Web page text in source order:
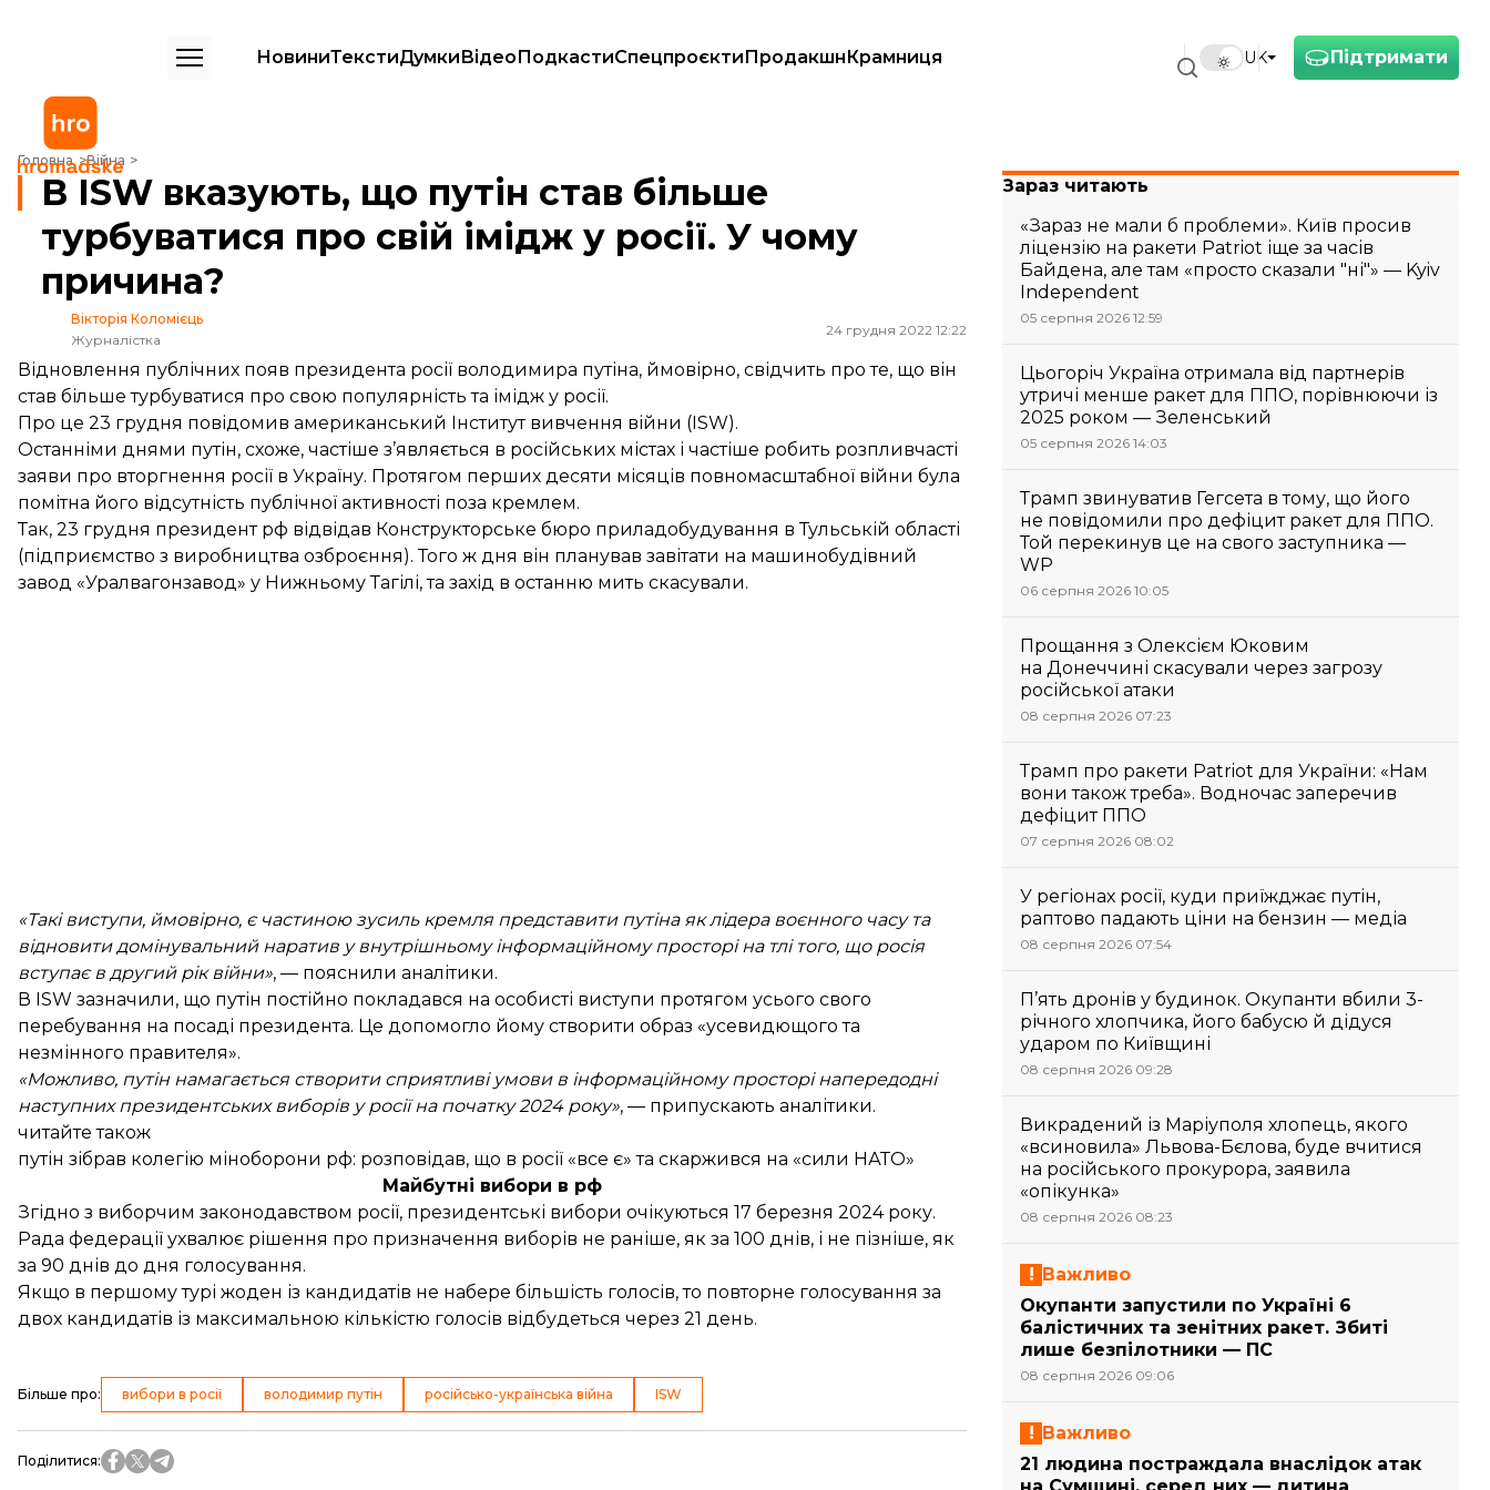
Підтримати
UK
НовиниТекстиДумкиВідеоПодкастиСпецпроєктиПродакшнКрамниця
Головна Війна
В ISW вказують, що путін став більше турбуватися про свій імідж у росії. У чому причина?
В ISW вказують, що путін став більше
турбуватися про свій імідж у росії. У чому
причина?
Вікторія Коломієць
Журналістка
24 грудня 2022 12:22
Відновлення публічних появ президента росії володимира путіна, ймовірно, свідчить про те, що він
став більше турбуватися про свою популярність та імідж у росії.
Про це 23 грудня повідомив американський Інститут вивчення війни (ISW).
Останніми днями путін, схоже, частіше з’являється в російських містах і частіше робить розпливчасті
заяви про вторгнення росії в Україну. Протягом перших десяти місяців повномасштабної війни була
помітна його відсутність публічної активності поза кремлем.
Так, 23 грудня президент рф відвідав Конструкторське бюро приладобудування в Тульській області
(підприємство з виробництва озброєння). Того ж дня він планував завітати на машинобудівний
завод «Уралвагонзавод» у Нижньому Тагілі, та захід в останню мить скасували.
«Такі виступи, ймовірно, є частиною зусиль кремля представити путіна як лідера воєнного часу та
відновити домінувальний наратив у внутрішньому інформаційному просторі на тлі того, що росія
вступає в другий рік війни», — пояснили аналітики.
В ISW зазначили, що путін постійно покладався на особисті виступи протягом усього свого
перебування на посаді президента. Це допомогло йому створити образ «усевидющого та
незмінного правителя».
«Можливо, путін намагається створити сприятливі умови в інформаційному просторі напередодні
наступних президентських виборів у росії на початку 2024 року», — припускають аналітики.
читайте також
путін зібрав колегію міноборони рф: розповідав, що в росії «все є» та скаржився на «сили НАТО»
Майбутні вибори в рф
Згідно з виборчим законодавством росії, президентські вибори очікуються 17 березня 2024 року.
Рада федерації ухвалює рішення про призначення виборів не раніше, як за 100 днів, і не пізніше, як
за 90 днів до дня голосування.
Якщо в першому турі жоден із кандидатів не набере більшість голосів, то повторне голосування за
двох кандидатів із максимальною кількістю голосів відбудеться через 21 день.
Більше про: вибори в росії володимир путін російсько-українська війна ISW
Поділитися:
Зараз читають
«Зараз не мали б проблеми». Київ просив
ліцензію на ракети Patriot іще за часів
Байдена, але там «просто сказали "ні"» — Kyiv
Independent
05 серпня 2026 12:59
Цьогоріч Україна отримала від партнерів
утричі менше ракет для ППО, порівнюючи із
2025 роком — Зеленський
05 серпня 2026 14:03
Трамп звинуватив Гегсета в тому, що його
не повідомили про дефіцит ракет для ППО.
Той перекинув це на свого заступника —
WP
06 серпня 2026 10:05
Прощання з Олексієм Юковим
на Донеччині скасували через загрозу
російської атаки
08 серпня 2026 07:23
Трамп про ракети Patriot для України: «Нам
вони також треба». Водночас заперечив
дефіцит ППО
07 серпня 2026 08:02
У регіонах росії, куди приїжджає путін,
раптово падають ціни на бензин — медіа
08 серпня 2026 07:54
П’ять дронів у будинок. Окупанти вбили 3-
річного хлопчика, його бабусю й дідуся
ударом по Київщині
08 серпня 2026 09:28
Викрадений із Маріуполя хлопець, якого
«всиновила» Львова-Бєлова, буде вчитися
на російського прокурора, заявила
«опікунка»
08 серпня 2026 08:23
Важливо
Окупанти запустили по Україні 6
балістичних та зенітних ракет. Збиті
лише безпілотники — ПС
08 серпня 2026 09:06
Важливо
21 людина постраждала внаслідок атак